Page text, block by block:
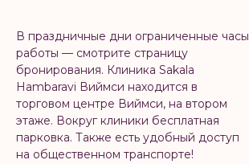
В праздничные дни ограниченные часы
работы — смотрите страницу
бронирования. Клиника Sakala
Hambaravi Виймси находится в
торговом центре Виймси, на втором
этаже. Вокруг клиники бесплатная
парковка. Также есть удобный доступ
на общественном транспорте!